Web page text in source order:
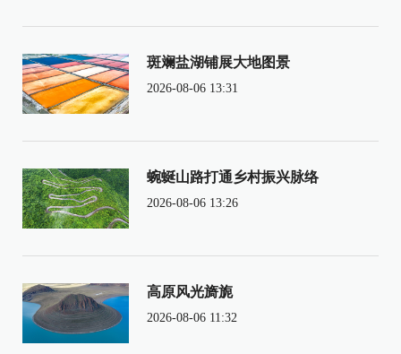
斑斓盐湖铺展大地图景
2026-08-06 13:31
蜿蜒山路打通乡村振兴脉络
2026-08-06 13:26
高原风光旖旎
2026-08-06 11:32